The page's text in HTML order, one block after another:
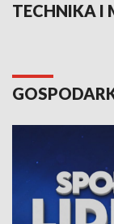
TECHNIKA I